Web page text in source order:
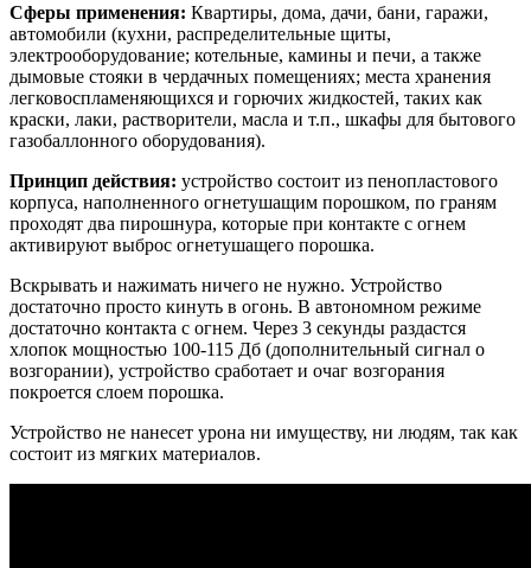
Сферы применения: Квартиры, дома, дачи, бани, гаражи,
автомобили (кухни, распределительные щиты,
электрооборудование; котельные, камины и печи, а также
дымовые стояки в чердачных помещениях; места хранения
легковоспламеняющихся и горючих жидкостей, таких как
краски, лаки, растворители, масла и т.п., шкафы для бытового
газобаллонного оборудования).
Принцип действия: устройство состоит из пенопластового
корпуса, наполненного огнетушащим порошком, по граням
проходят два пирошнура, которые при контакте с огнем
активируют выброс огнетушащего порошка.
Вскрывать и нажимать ничего не нужно. Устройство
достаточно просто кинуть в огонь. В автономном режиме
достаточно контакта с огнем. Через 3 секунды раздастся
хлопок мощностью 100-115 Дб (дополнительный сигнал о
возгорании), устройство сработает и очаг возгорания
покроется слоем порошка.
Устройство не нанесет урона ни имуществу, ни людям, так как
состоит из мягких материалов.